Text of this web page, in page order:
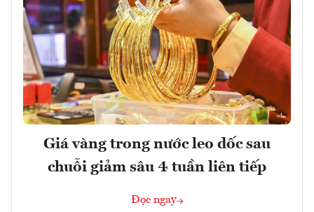
Giá vàng trong nước leo dốc sau
chuỗi giảm sâu 4 tuần liên tiếp
Đọc ngay